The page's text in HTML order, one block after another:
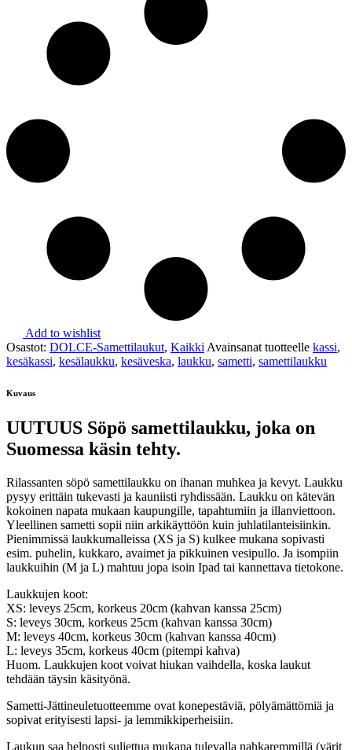
Add to wishlist
Osastot: DOLCE-Samettilaukut, Kaikki Avainsanat tuotteelle kassi,
kesäkassi, kesälaukku, kesäveska, laukku, sametti, samettilaukku
Kuvaus
UUTUUS Söpö samettilaukku, joka on
Suomessa käsin tehty.
Rilassanten söpö samettilaukku on ihanan muhkea ja kevyt. Laukku
pysyy erittäin tukevasti ja kauniisti ryhdissään. Laukku on kätevän
kokoinen napata mukaan kaupungille, tapahtumiin ja illanviettoon.
Yleellinen sametti sopii niin arkikäyttöön kuin juhlatilanteisiinkin.
Pienimmissä laukkumalleissa (XS ja S) kulkee mukana sopivasti
esim. puhelin, kukkaro, avaimet ja pikkuinen vesipullo. Ja isompiin
laukkuihin (M ja L) mahtuu jopa isoin Ipad tai kannettava tietokone.
Laukkujen koot:
XS: leveys 25cm, korkeus 20cm (kahvan kanssa 25cm)
S: leveys 30cm, korkeus 25cm (kahvan kanssa 30cm)
M: leveys 40cm, korkeus 30cm (kahvan kanssa 40cm)
L: leveys 35cm, korkeus 40cm (pitempi kahva)
Huom. Laukkujen koot voivat hiukan vaihdella, koska laukut
tehdään täysin käsityönä.
Sametti-Jättineuletuotteemme ovat konepestäviä, pölyämättömiä ja
sopivat erityisesti lapsi- ja lemmikkiperheisiin.
Laukun saa helposti suljettua mukana tulevalla nahkaremmillä (värit